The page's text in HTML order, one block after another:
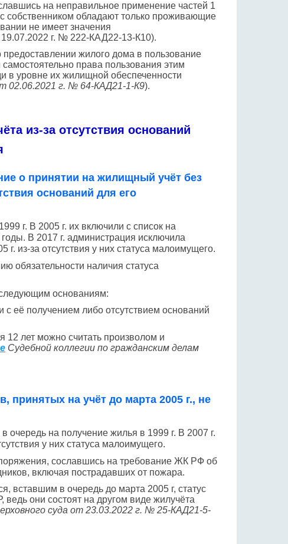
на неправильное применение частей 1
собственником обладают только проживающие
не имеет значения
г. № 222-КАД22-13-К10).
жилого дома в пользование
права пользования этим
в уровне их жилищной обеспеченности
02.06.2021 г. № 64-КАД21-1-К9).
из-за отсутствия оснований
о принятии на жилищный учёт без
оснований для его
г. В 2005 г. их включили с список на
В 2017 г. администрация исключила
из-за отсутствия у них статуса малоимущего.
обязательности наличия статуса
основаниям:
с её получением либо отсутствием оснований
12 лет можно считать произволом и
Судебной коллегии по гражданским делам
принятых на учёт до марта 2005 г., не
на получение жилья в 1999 г. В 2007 г.
у них статуса малоимущего.
сославшись на требование ЖК РФ об
включая пострадавших от пожара.
вставшим в очередь до марта 2005 г, статус
они состоят на другом виде жилучёта
суда от 23.03.2022 г. № 25-КАД21-5-